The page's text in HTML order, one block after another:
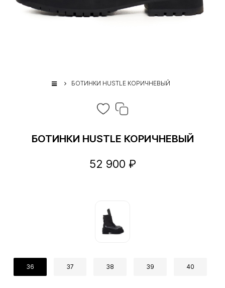
БОТИНКИ HUSTLE КОРИЧНЕВЫЙ
БОТИНКИ HUSTLE КОРИЧНЕВЫЙ
52 900 ₽
36 37 38 39 40